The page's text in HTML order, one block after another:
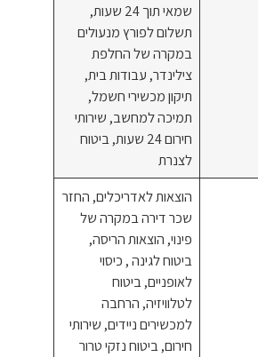
שמאי תוך 24 שעות,
תשלום לפורץ מנעולים
במקרה של החלפת
צילינדר, עבודות בית,
תיקון מכשירי חשמל,
תמיכה למחשב, שירותי
חירום 24 שעות, ביטוח
לצנרת
הוצאות לאדריכלים, החזר
שכר דירה במקרה של
פינוי, הוצאות הריסה,
ביטוח לגינה , כיסוי
לאופניים, ביטוח
לטלוויזיה, הרחבה
למכשירים ניידים, שירותי
חירום, ביטוח נזקי טרור